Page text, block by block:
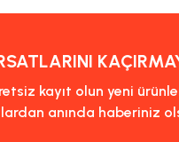
kayıt olun yeni
anında haberiniz